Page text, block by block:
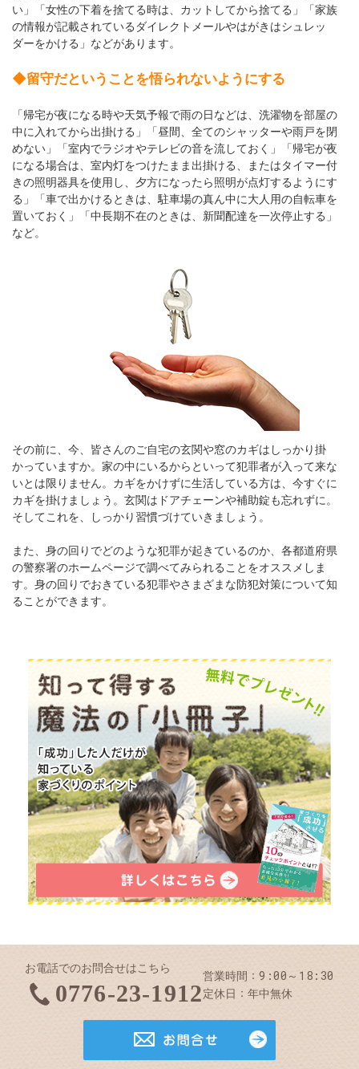
い」「女性の下着を捨てる時は、カットしてから捨てる」「家族
の情報が記載されているダイレクトメールやはがきはシュレッ
ダーをかける」などがあります。
◆留守だということを悟られないようにする
「帰宅が夜になる時や天気予報で雨の日などは、洗濯物を部屋の
中に入れてから出掛ける」「昼間、全てのシャッターや雨戸を閉
めない」「室内でラジオやテレビの音を流しておく」「帰宅が夜
になる場合は、室内灯をつけたまま出掛ける、またはタイマー付
きの照明器具を使用し、夕方になったら照明が点灯するようにす
る」「車で出かけるときは、駐車場の真ん中に大人用の自転車を
置いておく」「中長期不在のときは、新聞配達を一次停止する」
など。
その前に、今、皆さんのご自宅の玄関や窓のカギはしっかり掛
かっていますか。家の中にいるからといって犯罪者が入って来な
いとは限りません。カギをかけずに生活している方は、今すぐに
カギを掛けましょう。玄関はドアチェーンや補助錠も忘れずに。
そしてこれを、しっかり習慣づけていきましょう。
また、身の回りでどのような犯罪が起きているのか、各都道府県
の警察署のホームページで調べてみられることをオススメしま
す。身の回りでおきている犯罪やさまざまな防犯対策について知
ることができます。
お電話でのお問合せはこちら
0776-23-1912
営業時間 9:00～18:30
定休日 年中無休